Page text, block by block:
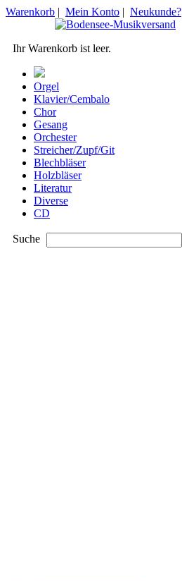
Warenkorb | Mein Konto | Neukunde?
Ihr Warenkorb ist leer.
Orgel
Klavier/Cembalo
Chor
Gesang
Orchester
Streicher/Zupf/Git
Blechbläser
Holzbläser
Literatur
Diverse
CD
Suche